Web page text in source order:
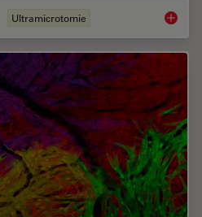
Ultramicrotomie